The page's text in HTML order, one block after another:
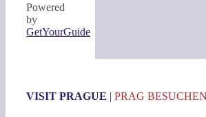
Powered
by
GetYourGuide
VISIT PRAGUE | PRAG BESUCHEN